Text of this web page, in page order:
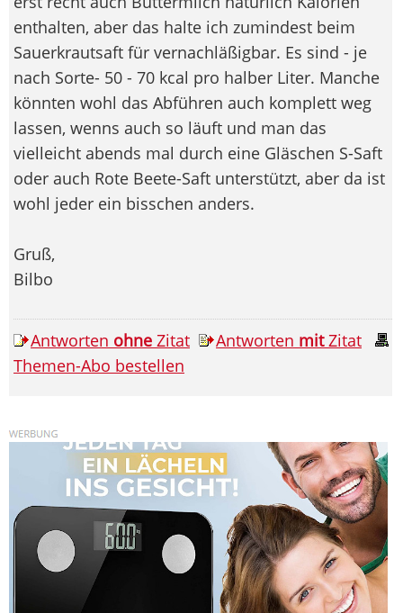
enthalten, aber das halte ich zumindest beim
Sauerkrautsaft für vernachläßigbar. Es sind - je
nach Sorte- 50 - 70 kcal pro halber Liter. Manche
könnten wohl das Abführen auch komplett weg
lassen, wenns auch so läuft und man das
vielleicht abends mal durch eine Gläschen S-Saft
oder auch Rote Beete-Saft unterstützt, aber da ist
wohl jeder ein bisschen anders.
Gruß,
Bilbo
Antworten ohne Zitat Antworten mitZitat
Themen-Abo bestellen